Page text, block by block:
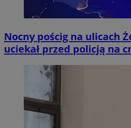
Nocny pościg na ulicach
uciekał przed policją na